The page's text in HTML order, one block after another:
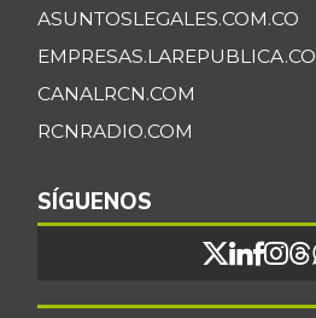
ASUNTOSLEGALES.COM.CO
EMPRESAS.LAREPUBLICA.CO
CANALRCN.COM
RCNRADIO.COM
SÍGUENOS